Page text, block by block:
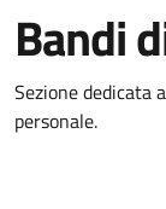
Bandi
Sezione dedicata
personale.